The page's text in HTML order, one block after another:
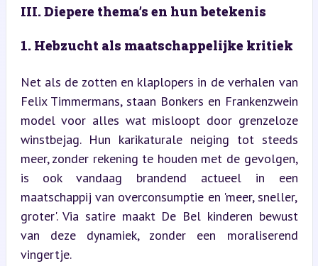
III. Diepere thema’s en hun betekenis
1. Hebzucht als maatschappelijke kritiek
Net als de zotten en klaplopers in de verhalen van
Felix Timmermans, staan Bonkers en Frankenzwein
model voor alles wat misloopt door grenzeloze
winstbejag. Hun karikaturale neiging tot steeds
meer, zonder rekening te houden met de gevolgen,
is ook vandaag brandend actueel in een
maatschappij van overconsumptie en 'meer, sneller,
groter'. Via satire maakt De Bel kinderen bewust
van deze dynamiek, zonder een moraliserend
vingertje.